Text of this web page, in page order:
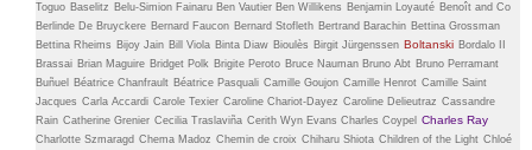
Toguo Baselitz Belu-Simion Fainaru Ben Vautier Ben Willikens Benjamin Loyauté Benoît and Co
Berlinde De Bruyckere Bernard Faucon Bernard Stofleth Bertrand Barachin Bettina Grossman
Bettina Rheims Bijoy Jain Bill Viola Binta Diaw Bioulès Birgit Jürgenssen Boltanski Bordalo II
Brassai Brian Maguire Bridget Polk Brigite Peroto Bruce Nauman Bruno Abt Bruno Perramant
Buñuel
Béatrice Chanfrault Béatrice Pasquali Camille Goujon Camille Henrot Camille Saint
Jacques Carla Accardi Carole Texier Caroline Chariot-Dayez Caroline Delieutraz Cassandre
Rain Catherine Grenier Cecilia Traslaviña Cerith Wyn Evans Charles Coypel Charles Ray
Charlotte Szmaragd Chema Madoz Chemin de croix Chiharu Shiota Children of the Light Chloé